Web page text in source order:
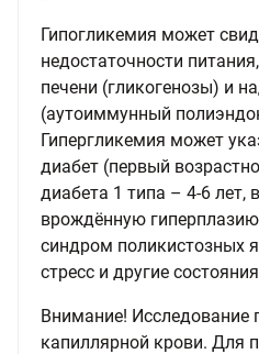
Гипогликемия может
недостаточности
печени (гликогенозы) и
(аутоиммунный
Гипергликемия может
диабет (первый
диабета 1 типа – 4-6 лет,
врождённую
синдром поликистозных
стресс и другие
Внимание! Исследование
капиллярной крови. Для